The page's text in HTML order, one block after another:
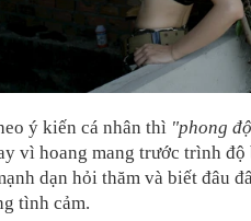
ý kiến cá nhân thì "phong
vì hoang mang trước trình độ
dạn hỏi thăm và biết đâu
tình cảm.